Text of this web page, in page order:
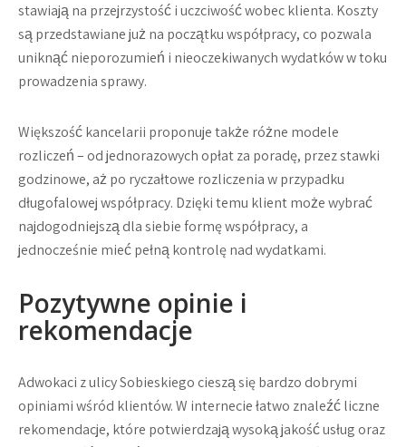
stawiają na przejrzystość i uczciwość wobec klienta. Koszty
są przedstawiane już na początku współpracy, co pozwala
uniknąć nieporozumień i nieoczekiwanych wydatków w toku
prowadzenia sprawy.
Większość kancelarii proponuje także różne modele
rozliczeń – od jednorazowych opłat za poradę, przez stawki
godzinowe, aż po ryczałtowe rozliczenia w przypadku
długofalowej współpracy. Dzięki temu klient może wybrać
najdogodniejszą dla siebie formę współpracy, a
jednocześnie mieć pełną kontrolę nad wydatkami.
Pozytywne opinie i
rekomendacje
Adwokaci z ulicy Sobieskiego cieszą się bardzo dobrymi
opiniami wśród klientów. W internecie łatwo znaleźć liczne
rekomendacje, które potwierdzają wysoką jakość usług oraz